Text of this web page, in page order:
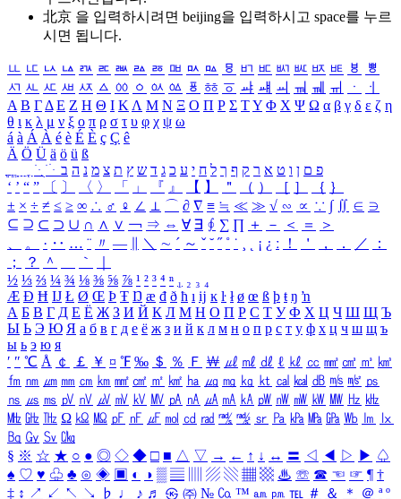
北京 을 입력하시려면 beijing을 입력하시고 space를 누르
시면 됩니다.
ㅥ ㅦ ㅧ ㅨ ㅩ ㅪ ㅫ ㅬ ㅭ ㅮ ㅯ ㅰ ㅱ ㅲ ㅳ ㅴ ㅵ ㅶ ㅷ ㅸ
ㅹ
ㅺ ㅻ ㅼ ㅽ ㅾ ㅿ ㆀ ㆁ ㆂ ㆃ ㆄ ㆅ ㆆ ㆇ ㆈ ㆉ ㆊ ㆋ ㆌ ㆍ
ㆎ
Α Β ΓΔ Ε Ζ Η Θ Ι ΚΛ Μ Ν Ξ Ο Π Ρ Σ ΤΥ Φ Χ Ψ Ω α β γ δ ε ζ η
θ ι κ λ μ ν ξ ο π ρ σ τ υ φ χ ψ ω
á à Á À é è É È ç Ç ê
Ä Ö Ü ä ö ü ß
ִֶֹ ֻּ ׁׂ פ ם ן ו ט א ר ק ף ך ל ח י ע כ ג ד ש ץ ת צ מ נ ה ב
‘ ’ “ ” 〔 〕 〈 〉 「 」 『 』 【 】 ＂ （ ） ［ ］ ｛ ｝
± × ÷ ≠ ≤ ≥ ∞ ∴ ♂ ♀ ∠ ⊥ ⌒ ∂ ∇ ≡ ≒ ≪ ≫ √ ∽ ∝ ∵ ∫ ∬ ∈ ∋
⊆ ⊇ ⊂ ⊃ ∪ ∩ ∧ ∨ ￢ ⇒ ⇔ ∀ ∃ ∮ ∑ ∏ ＋ － ＜ ＝
＞
、
。 · ‥ … ¨ 〃 ― ＼ ∼ ´ ～ ˇ ˘ ˝ ˚ ˙ ¸ ¡ ¿ ː ！ ＇ ， ． ／
：
；
？ ＾ ｀
½ ⅓ ⅔ ¼ ¾ ⅛ ⅜ ⅝ ⅞ ¹ ² ³ ⁴ ⁿ ₁ ₂ ₃ ₄
Æ Ð Ħ Ĳ Ł Ø Œ Þ Ŧ Ŋ æ đ ð ħ ı ĳ ĸ ŀ ł ø œ ß þ ŧ ŋ ŉ
А Б В Г Д Е Ё Ж З И Й К Л М Н О П Р С Т У Ф Х Ц Ч Ш Щ Ъ
Ы Ь Э Ю Я а б в г д е ё ж з и й к л м н о п р с т у ф х ц ч ш щ ъ
ы ь э ю я
′ ″ ℃ Å ￠ ￡ ￥ ¤ ℉ ‰ ＄ ％ Ｆ ￦ ㎕ ㎖ ㎗ ℓ ㎘ ㏄ ㎣ ㎤ ㎥ ㎦
㎙ ㎚ ㎛ ㎜ ㎝ ㎞ ㎟ ㎠ ㎡ ㎢ ㏊ ㎍ ㎎ ㎏ ㏏ ㎈ ㎉ ㏈ ㎧ ㎨ ㎰
㎱ ㎲ ㎳ ㎴ ㎵ ㎶ ㎷ ㎸ ㎹ ㎀ ㎁ ㎂ ㎃ ㎄ ㎺ ㎻ ㎽ ㎾ ㎿ ㎐ ㎑
㎒ ㎓ ㎔ Ω ㏀ ㏁ ㎊ ㎋ ㎌ ㏖ ㏅ ㎭ ㎮ ㎯ ㏛ ㎩ ㎪ ㎫ ㎬ ㏝ ㏐
㏓
㏃ ㏉ ㏜ ㏆
§ ※ ☆ ★ ○ ● ◎ ◇ ◆ □ ■ △ ▽ → ← ↑ ↓ ↔ 〓 ◁ ◀ ▷ ▶ ♤
♠ ♡ ♥ ♧ ♣ ⊙ ◈ ▣ ◐ ◑ ▒ ▤ ▨ ▧ ▦ ▩ ♨ ☏ ☎ ☜ ☞ ¶ †
‡ ↕ ↗ ↙ ↖ ↘ ♭ ♩ ♪ ♬ ㉿ ㈜ № ㏇ ™ ㏂ ㏘ ℡ ＃ ＆ ＊ ＠ ª º